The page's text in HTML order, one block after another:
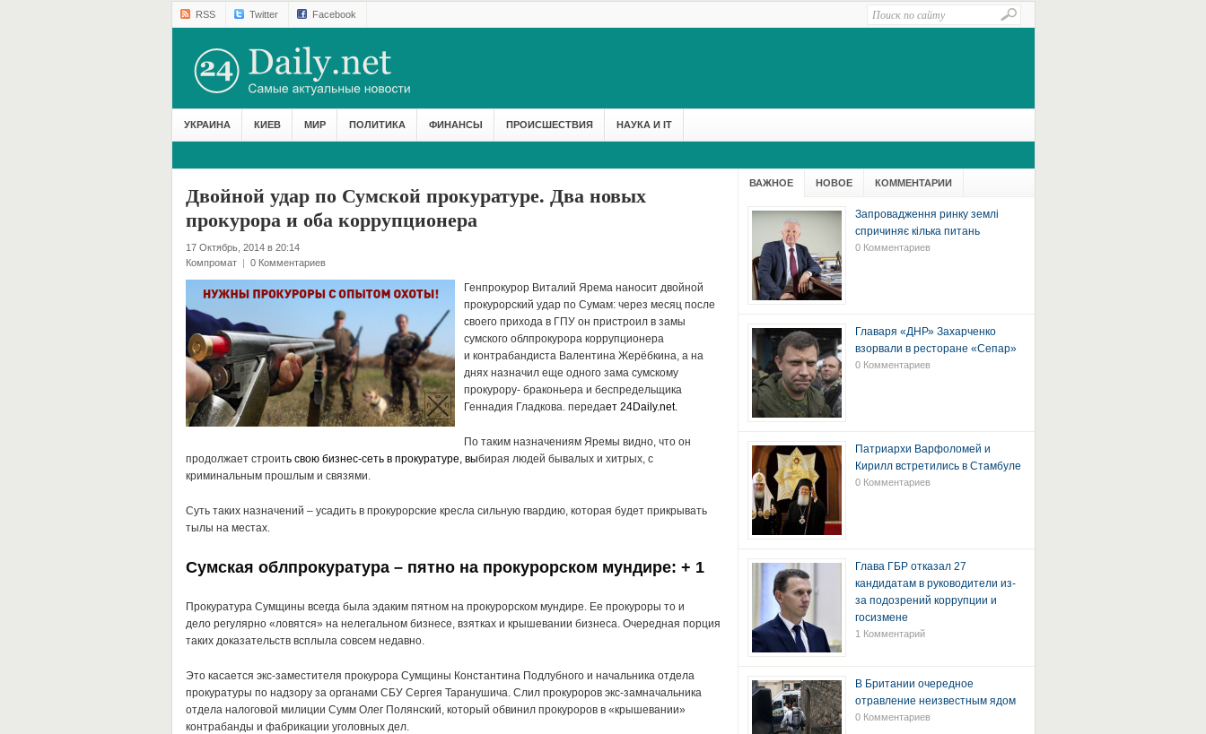
RSS Twitter Facebook
УКРАИНА КИЕВ МИР ПОЛИТИКА ФИНАНСЫ ПРОИСШЕСТВИЯ НАУКА И IT
Двойной удар по Сумской прокуратуре. Два новых
прокурора и оба коррупционера
17 Октябрь, 2014 в 20:14
Компромат
| 0 Комментариев
Генпрокурор Виталий Ярема наносит двойной
прокурорский удар по Сумам: через месяц после
своего прихода в ГПУ он пристроил в замы
сумского облпрокурора коррупционера
и контрабандиста Валентина Жерёбкина, а на
днях назначил еще одного зама сумскому
прокурору- браконьера и беспредельщика
Геннадия Гладкова. передает 24Daily.net.
По таким назначениям Яремы видно, что он
продолжает строить свою бизнес-сеть в прокуратуре, выбирая людей бывалых и хитрых, с
криминальным прошлым и связями.
Суть таких назначений – усадить в прокурорские кресла сильную гвардию, которая будет прикрывать
тылы на местах.
Сумская облпрокуратура – пятно на прокурорском мундире: + 1
Прокуратура Сумщины всегда была эдаким пятном на прокурорском мундире. Ее прокуроры то и
дело регулярно «ловятся» на нелегальном бизнесе, взятках и крышевании бизнеса. Очередная порция
таких доказательств всплыла совсем недавно.
Это касается экс-заместителя прокурора Сумщины Константина Подлубного и начальника отдела
прокуратуры по надзору за органами СБУ Сергея Таранушича. Слил прокуроров экс-замначальника
отдела налоговой милиции Сумм Олег Полянский, который обвинил прокуроров в «крышевании»
контрабанды и фабрикации уголовных дел.
ВАЖНОЕ НОВОЕ КОММЕНТАРИИ
Запровадження ринку землі
спричиняє кілька питань
0 Комментариев
Главаря «ДНР» Захарченко
взорвали в ресторане «Сепар»
0 Комментариев
Патриархи Варфоломей и
Кирилл встретились в Стамбуле
0 Комментариев
Глава ГБР отказал 27
кандидатам в руководители из-
за подозрений коррупции и
госизмене
1 Комментарий
В Британии очередное
отравление неизвестным ядом
0 Комментариев